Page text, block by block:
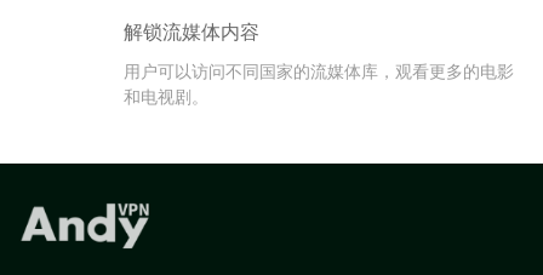
解锁流媒体内容
用户可以访问不同国家的流媒体库，观看更多的电影
和电视剧。